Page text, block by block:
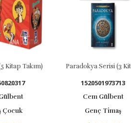
Paradokya Serisi (3 Kitap)
1520501973713
Cem Gülbent